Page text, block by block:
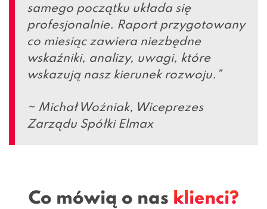
samego początku układa się
profesjonalnie. Raport przygotowany
co miesiąc zawiera niezbędne
wskaźniki, analizy, uwagi, które
wskazują nasz kierunek rozwoju.”
~ Michał Woźniak, Wiceprezes
Zarządu Spółki Elmax
Co mówią o nas klienci?